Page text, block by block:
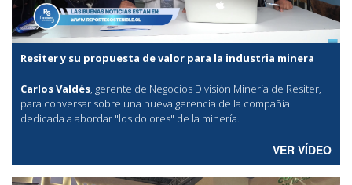
Resiter y su propuesta de valor para la industria minera
Carlos Valdés, gerente de Negocios División Minería de Resiter,
para conversar sobre una nueva gerencia de la compañía
dedicada a abordar "los dolores" de la minería.
VER VÍDEO